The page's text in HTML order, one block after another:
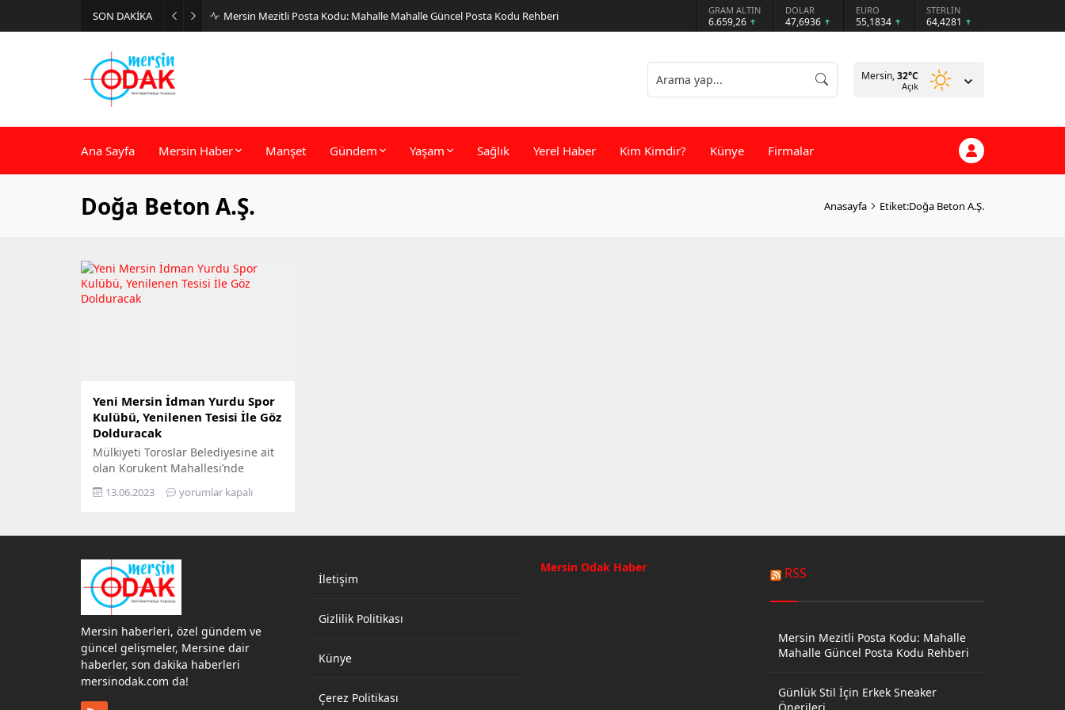
SON DAKİKA Mersin Mezitli Posta Kodu: Mahalle Mahalle Güncel Posta Kodu Rehberi GRAM ALTIN
6.659,26
DOLAR
47,6936
EURO
55,1834
STERLİN
64,4281
Mersin,32°C
Açık
Ana Sayfa Mersin Haber Manşet Gündem Yaşam Sağlık Yerel Haber Kim Kimdir? Künye Firmalar
Doğa Beton A.Ş. Anasayfa Etiket:Doğa Beton A.Ş.
Yeni Mersin İdman Yurdu Spor
Kulübü, Yenilenen Tesisi İle Göz
Dolduracak
Mülkiyeti Toroslar Belediyesine ait
olan Korukent Mahallesi’nde
bulunan Prof. Dr. Aziz Sancar
Gençlik Merkezi’ndeki idari bina ve
Bu kapsamda kent protokolü, TFF 2.
Lig’de kentimizi temsil edecek olan
Yeni Mersin İdman Yurdu için
kolları...
13.06.2023 yorumlar kapalı
Mersin haberleri, özel gündem ve
güncel gelişmeler, Mersine dair
haberler, son dakika haberleri
mersinodak.com da!
İletişim
Gizlilik Politikası
Künye
Çerez Politikası
Mersin Odak Haber RSS
Mersin Mezitli Posta Kodu: Mahalle
Mahalle Güncel Posta Kodu Rehberi
Günlük Stil İçin Erkek Sneaker